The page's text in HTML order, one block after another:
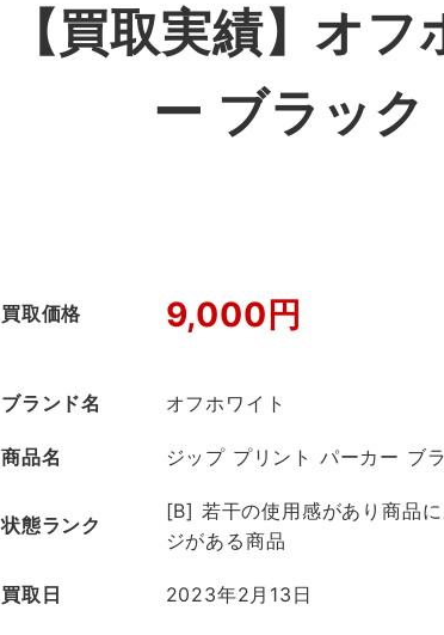
【買取実績】オ
ー ブラッ
買取価格 9,000円
ブランド名 オフホワイト
商品名 ジップ プリント パーカー ブ
状態ランク
[B] 若干の使用感があり商品
ジがある商品
買取日 2023年2月13日